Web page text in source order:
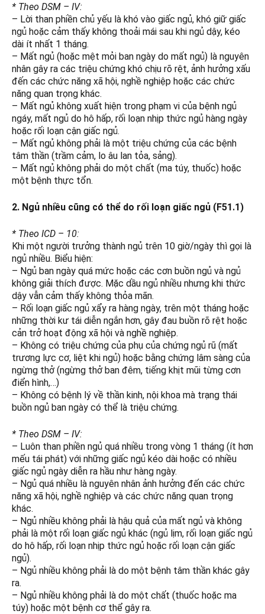
* Theo DSM – IV:
– Lời than phiền chủ yếu là khó vào giấc ngủ, khó giữ giấc
ngủ hoặc cảm thấy không thoải mái sau khi ngủ dậy, kéo
dài ít nhất 1 tháng.
– Mất ngủ (hoặc mệt mỏi ban ngày do mất ngủ) là nguyên
nhân gây ra các triệu chứng khó chịu rõ rệt, ảnh hưởng xấu
đến các chức năng xã hội, nghề nghiệp hoặc các chức
năng quan trọng khác.
– Mất ngủ không xuất hiện trong phạm vi của bệnh ngủ
ngáy, mất ngủ do hô hấp, rối loạn nhịp thức ngủ hàng ngày
hoặc rối loạn cận giấc ngủ.
– Mất ngủ không phải là một triệu chứng của các bệnh
tâm thần (trầm cảm, lo âu lan tỏa, sảng).
– Mất ngủ không phải do một chất (ma túy, thuốc) hoặc
một bệnh thực tổn.
2. Ngủ nhiều cũng có thể do rối loạn giấc ngủ (F51.1)
* Theo ICD – 10:
Khi một người trưởng thành ngủ trên 10 giờ/ngày thì gọi là
ngủ nhiều. Biểu hiện:
– Ngủ ban ngày quá mức hoặc các cơn buồn ngủ và ngủ
không giải thích được. Mặc dầu ngủ nhiều nhưng khi thức
dậy vẫn cảm thấy không thỏa mãn.
– Rối loạn giấc ngủ xẩy ra hàng ngày, trên một tháng hoặc
những thời kư tái diễn ngắn hơn, gây đau buồn rõ rệt hoặc
cản trở hoạt động xã hội và nghề nghiệp.
– Không có triệu chứng của phụ của chứng ngủ rũ (mất
trương lực cơ, liệt khi ngủ) hoặc bằng chứng lâm sàng của
ngừng thở (ngừng thở ban đêm, tiếng khịt mũi từng cơn
điển hình,…)
– Không có bệnh lý về thần kinh, nội khoa mà trạng thái
buồn ngủ ban ngày có thể là triệu chứng.
* Theo DSM – IV:
– Luôn than phiền ngủ quá nhiều trong vòng 1 tháng (ít hơn
mếu tái phát) với những giấc ngủ kéo dài hoặc có nhiều
giấc ngủ ngày diễn ra hầu như hàng ngày.
– Ngủ quá nhiều là nguyên nhân ảnh hưởng đến các chức
năng xã hội, nghề nghiệp và các chức năng quan trọng
khác.
– Ngủ nhiều không phải là hậu quả của mất ngủ và không
phải là một rối loạn giấc ngủ khác (ngủ lịm, rối loạn giấc ngủ
do hô hấp, rối loạn nhịp thức ngủ hoặc rối loạn cận giấc
ngủ).
– Ngủ nhiều không phải là do một bệnh tâm thần khác gây
ra.
– Ngủ nhiều không phải là do một chất (thuốc hoặc ma
túy) hoặc một bệnh cơ thể gây ra.